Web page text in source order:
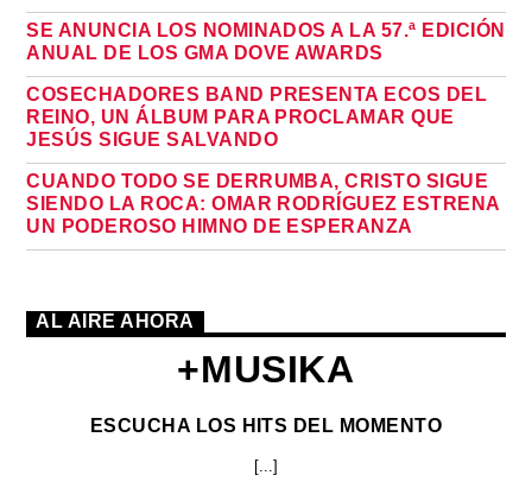
SE ANUNCIA LOS NOMINADOS A LA 57.ª EDICIÓN
ANUAL DE LOS GMA DOVE AWARDS
COSECHADORES BAND PRESENTA ECOS DEL
REINO, UN ÁLBUM PARA PROCLAMAR QUE
JESÚS SIGUE SALVANDO
CUANDO TODO SE DERRUMBA, CRISTO SIGUE
SIENDO LA ROCA: OMAR RODRÍGUEZ ESTRENA
UN PODEROSO HIMNO DE ESPERANZA
AL AIRE AHORA
+MUSIKA
ESCUCHA LOS HITS DEL MOMENTO
[...]